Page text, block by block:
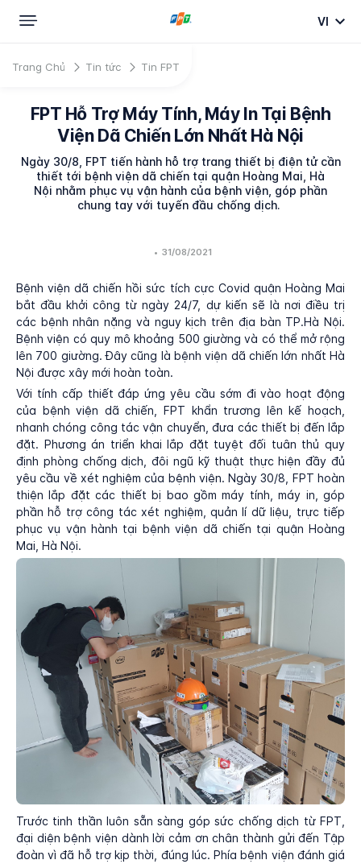
VI
Trang Chủ Tin tức Tin FPT
FPT Hỗ Trợ Máy Tính, Máy In Tại Bệnh
Viện Dã Chiến Lớn Nhất Hà Nội
Ngày 30/8, FPT tiến hành hỗ trợ trang thiết bị điện tử cần
thiết tới bệnh viện dã chiến tại quận Hoàng Mai, Hà
Nội nhằm phục vụ vận hành của bệnh viện, góp phần
chung tay với tuyến đầu chống dịch.
• 31/08/2021
Bệnh viện dã chiến hồi sức tích cực Covid quận Hoàng Mai
bắt đầu khởi công từ ngày 24/7, dự kiến sẽ là nơi điều trị
các bệnh nhân nặng và nguy kịch trên địa bàn TP.Hà Nội.
Bệnh viện có quy mô khoảng 500 giường và có thể mở rộng
lên 700 giường. Đây cũng là bệnh viện dã chiến lớn nhất Hà
Nội được xây mới hoàn toàn.
Với tính cấp thiết đáp ứng yêu cầu sớm đi vào hoạt động
của bệnh viện dã chiến, FPT khẩn trương lên kế hoạch,
nhanh chóng công tác vận chuyển, đưa các thiết bị đến lắp
đặt. Phương án triển khai lắp đặt tuyệt đối tuân thủ quy
định phòng chống dịch, đôi ngũ kỹ thuật thực hiện đầy đủ
yêu cầu về xét nghiệm của bệnh viện. Ngày 30/8, FPT hoàn
thiện lắp đặt các thiết bị bao gồm máy tính, máy in, góp
phần hỗ trợ công tác xét nghiệm, quản lí dữ liệu, trực tiếp
phục vụ vận hành tại bệnh viện dã chiến tại quận Hoàng
Mai, Hà Nội.
Trước tinh thần luôn sẵn sàng góp sức chống dịch từ FPT,
đại diện bệnh viện dành lời cảm ơn chân thành gửi đến Tập
đoàn vì đã hỗ trợ kịp thời, đúng lúc. Phía bệnh viện đánh giá